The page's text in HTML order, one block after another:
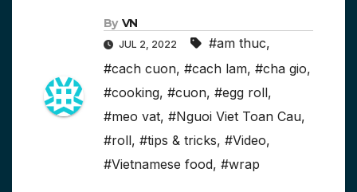
By VN
JUL 2, 2022 #am thuc,
#cach cuon, #cach lam, #cha gio,
#cooking, #cuon, #egg roll,
#meo vat, #Nguoi Viet Toan Cau,
#roll, #tips & tricks, #Video,
#Vietnamese food, #wrap